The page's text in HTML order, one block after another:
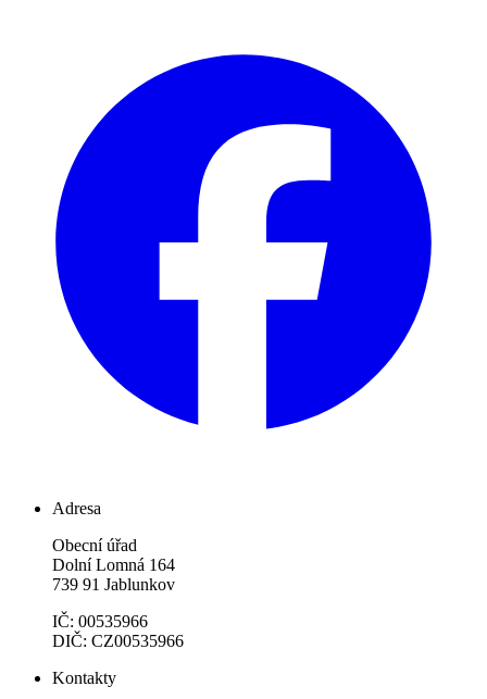
Adresa
Obecní úřad
Dolní Lomná 164
739 91 Jablunkov
IČ: 00535966
DIČ: CZ00535966
Kontakty